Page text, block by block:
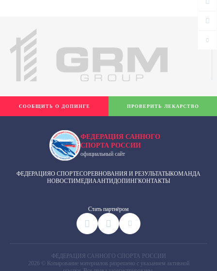
ФЕДЕРАЦИЯ САННОГО
СПОРТА РОССИИ
официальный сайт
ФЕДЕРАЦИЯО СПОРТЕСОРЕВНОВАНИЯ И РЕЗУЛЬТАТЫКОМАНДА
НОВОСТИМЕДИААНТИДОПИНГКОНТАКТЫ
Cтать партнёром
СООБЩИТЬ О ДОПИНГЕ ПРОВЕРИТЬ ЛЕКАРСТВО
ФЕДЕРАЦИЯ САННОГО СПОРТА РОССИИ
2026 © Копирование материалов разрешено с указанием активной